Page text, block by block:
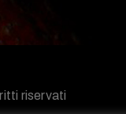
riservati